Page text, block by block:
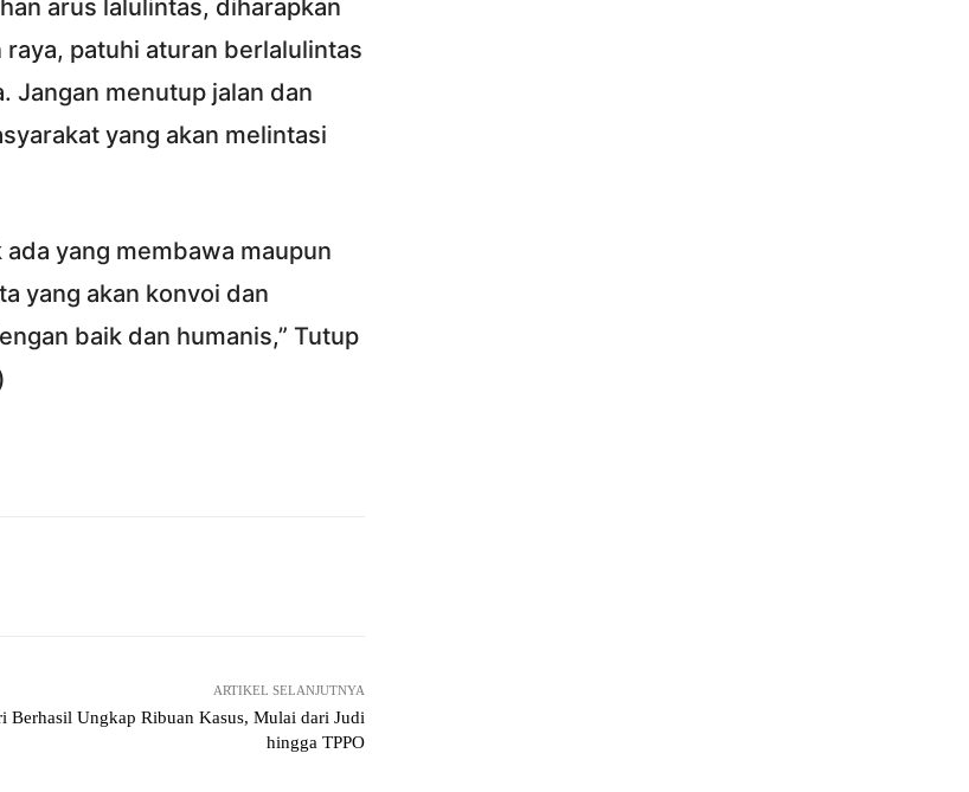
arus lalulintas, diharapkan
patuhi aturan berlalulintas
Jangan menutup jalan dan
yang akan melintasi
yang membawa maupun
yang akan konvoi dan
baik dan humanis,” Tutup
ARTIKEL SELANJUTNYA
Berhasil Ungkap Ribuan Kasus, Mulai dari Judi
hingga TPPO